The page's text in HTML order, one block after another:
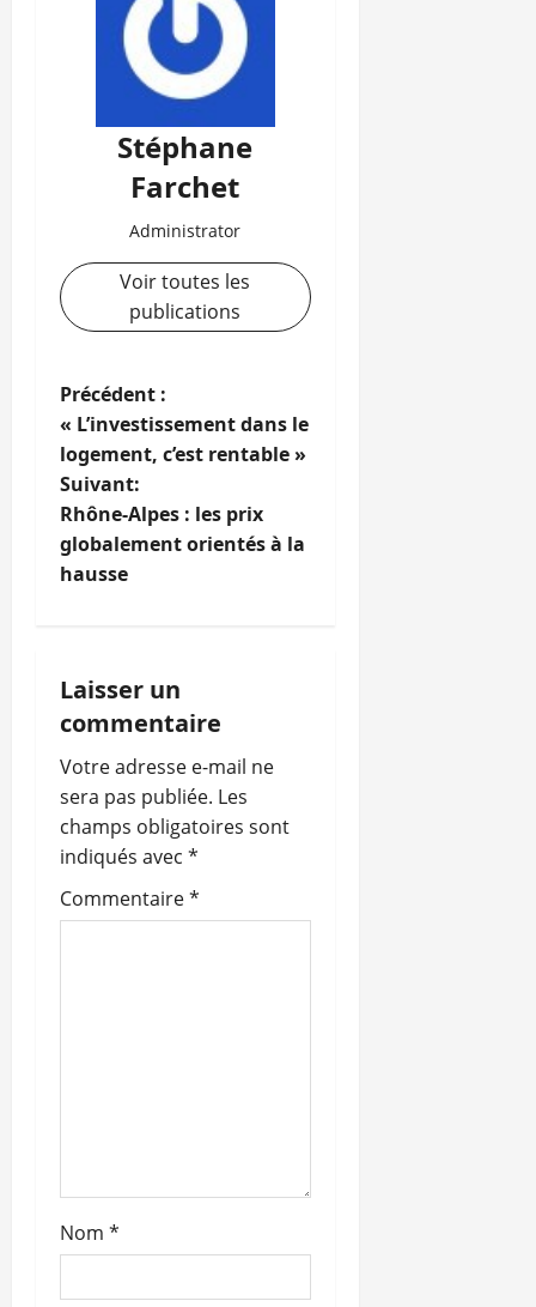
Stéphane
Farchet
Administrator
Voir toutes les
publications
N
a
v
i
t
i
o
n
d
c
l
Précédent :
« L’investissement dans le
logement, c’est rentable »
Suivant:
Rhône-Alpes : les prix
globalement orientés à la
hausse
Laisser un
commentaire
Votre adresse e-mail ne
sera pas publiée. Les
champs obligatoires sont
indiqués avec *
Commentaire*
Nom *